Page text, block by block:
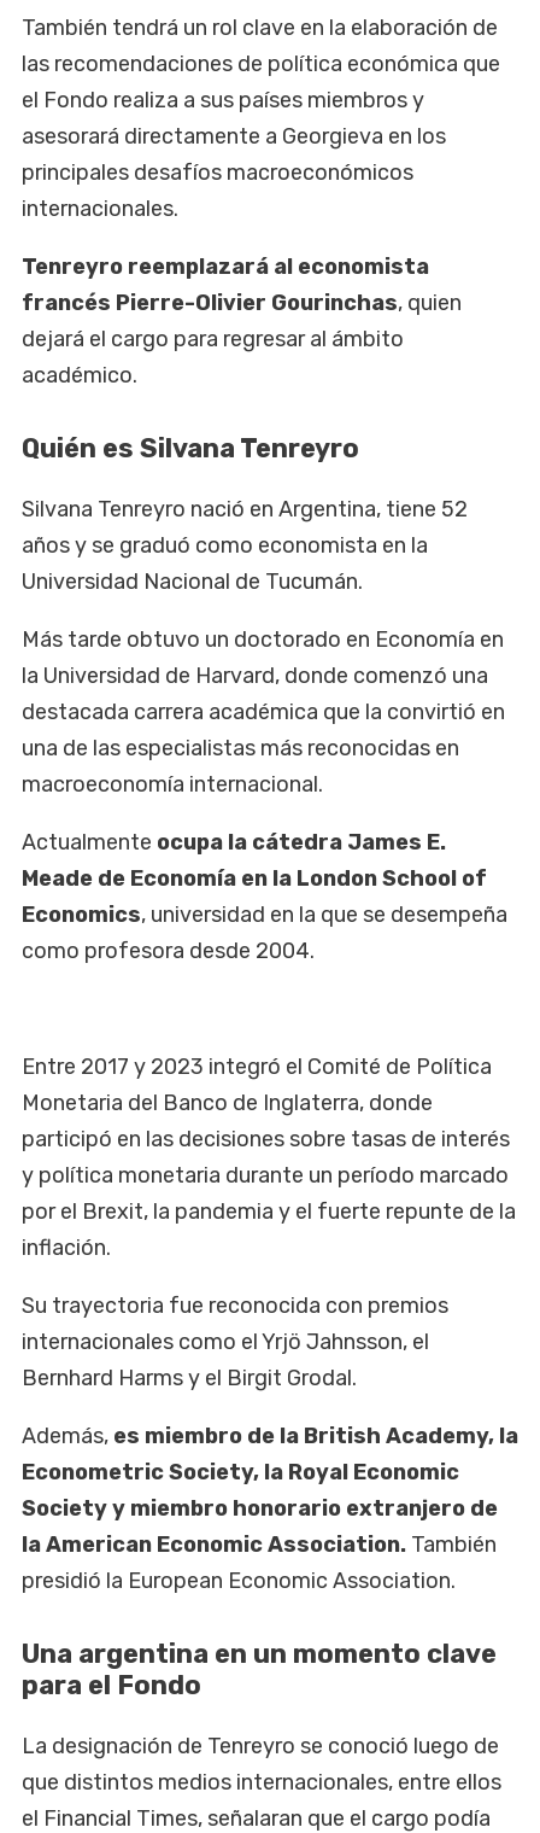
También tendrá un rol clave en la elaboración de
las recomendaciones de política económica que
el Fondo realiza a sus países miembros y
asesorará directamente a Georgieva en los
principales desafíos macroeconómicos
internacionales.
Tenreyro reemplazará al economista
francés Pierre-Olivier Gourinchas, quien
dejará el cargo para regresar al ámbito
académico.
Quién es Silvana Tenreyro
Silvana Tenreyro nació en Argentina, tiene 52
años y se graduó como economista en la
Universidad Nacional de Tucumán.
Más tarde obtuvo un doctorado en Economía en
la Universidad de Harvard, donde comenzó una
destacada carrera académica que la convirtió en
una de las especialistas más reconocidas en
macroeconomía internacional.
Actualmente ocupa la cátedra James E.
Meade de Economía en la London School of
Economics, universidad en la que se desempeña
como profesora desde 2004.
Entre 2017 y 2023 integró el Comité de Política
Monetaria del Banco de Inglaterra, donde
participó en las decisiones sobre tasas de interés
y política monetaria durante un período marcado
por el Brexit, la pandemia y el fuerte repunte de la
inflación.
Su trayectoria fue reconocida con premios
internacionales como el Yrjö Jahnsson, el
Bernhard Harms y el Birgit Grodal.
Además, es miembro de la British Academy, la
Econometric Society, la Royal Economic
Society y miembro honorario extranjero de
la American Economic Association. También
presidió la European Economic Association.
Una argentina en un momento clave
para el Fondo
La designación de Tenreyro se conoció luego de
que distintos medios internacionales, entre ellos
el Financial Times, señalaran que el cargo podía